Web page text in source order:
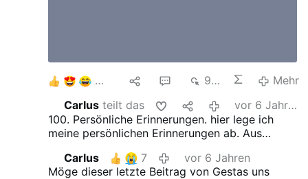
914
Mehr
Carlusteilt das
vor 6 Jahren
100. Persönliche Erinnerungen. hier lege ich
meine persönlichen Erinnerungen ab. Aus
Lebenszeit.
Carlus 7
vor 6 Jahren
Möge dieser letzte Beitrag von Gestas uns